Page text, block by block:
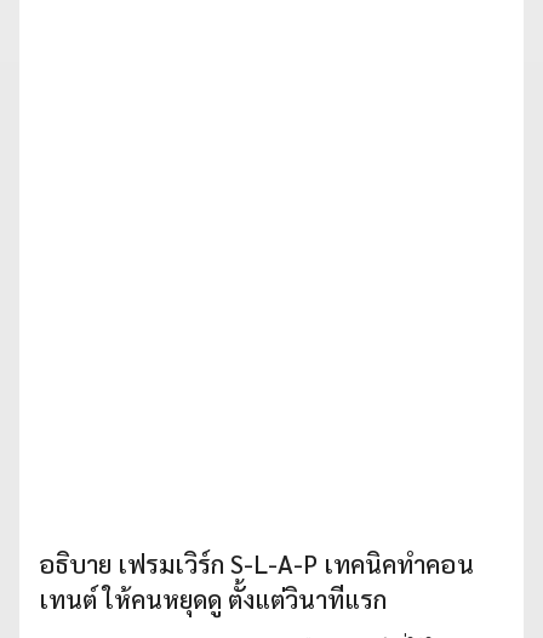
อธิบาย เฟรมเวิร์ก S-L-A-P เทคนิคทำคอน
เทนต์ ให้คนหยุดดู ตั้งแต่วินาทีแรก